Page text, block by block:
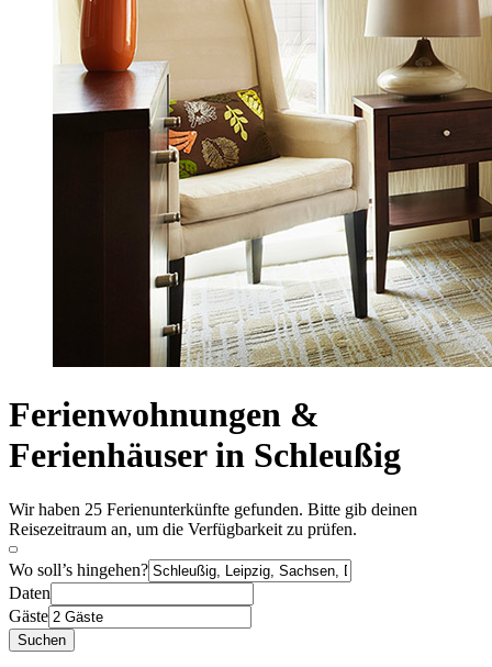
Ferienwohnungen &
Ferienhäuser in Schleußig
Wir haben 25 Ferienunterkünfte gefunden. Bitte gib deinen
Reisezeitraum an, um die Verfügbarkeit zu prüfen.
Wo soll’s hingehen?
Daten
Gäste
Suchen